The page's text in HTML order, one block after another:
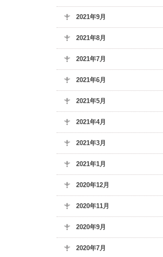
2021年9月
2021年8月
2021年7月
2021年6月
2021年5月
2021年4月
2021年3月
2021年1月
2020年12月
2020年11月
2020年9月
2020年7月